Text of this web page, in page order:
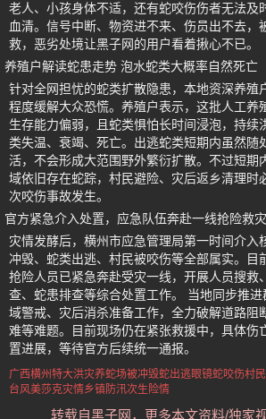
老人、小孩身体不适，还有蛇咬伤伤者无法及
血清。信号中断、物资进不来、伤员出不去，
救，恶劣处境让黑子网的用户看着揪心不已。
养殖户解读蛇患走势 泡水蛇类大概率自然死亡
针对全网担忧的蛇类扩散隐患，本地资深养殖
程度缓解大众恐慌。养殖户表示，这批人工养
生存能力偏弱，且蛇类惧怕长时间浸泡，持续
类失温、衰竭、死亡。出逃蛇类短期内虽然随
活，不会形成大范围野外繁衍扩散。不过短期
域依旧存在蛇踪，村民避险、灾后返乡清理时
次咬伤事故发生。
官方紧急介入处置，应急队伍奔赴一线抢险救灾
灾情发酵后，横州市应急管理局第一时间介入
冲毁、蛇类出逃、村民被咬伤等全部属实。目
抢险人员已紧急奔赴受灾一线，开展人员搜救
查、蛇患排查等综合处置工作。 当地同步推
域警戒、灾后消杀准备工作，全力破解道路阻
难等难题。目前现场仍在紧张救援中，具体伤
置进展，等待官方后续统一通报。
广西横州特大洪灾养蛇场被冲毁蛇出逃眼镜蛇咬伤村民
台风美莎克灾情乡镇防汛次生险情
转载自黑子网，更多本文资料/独家